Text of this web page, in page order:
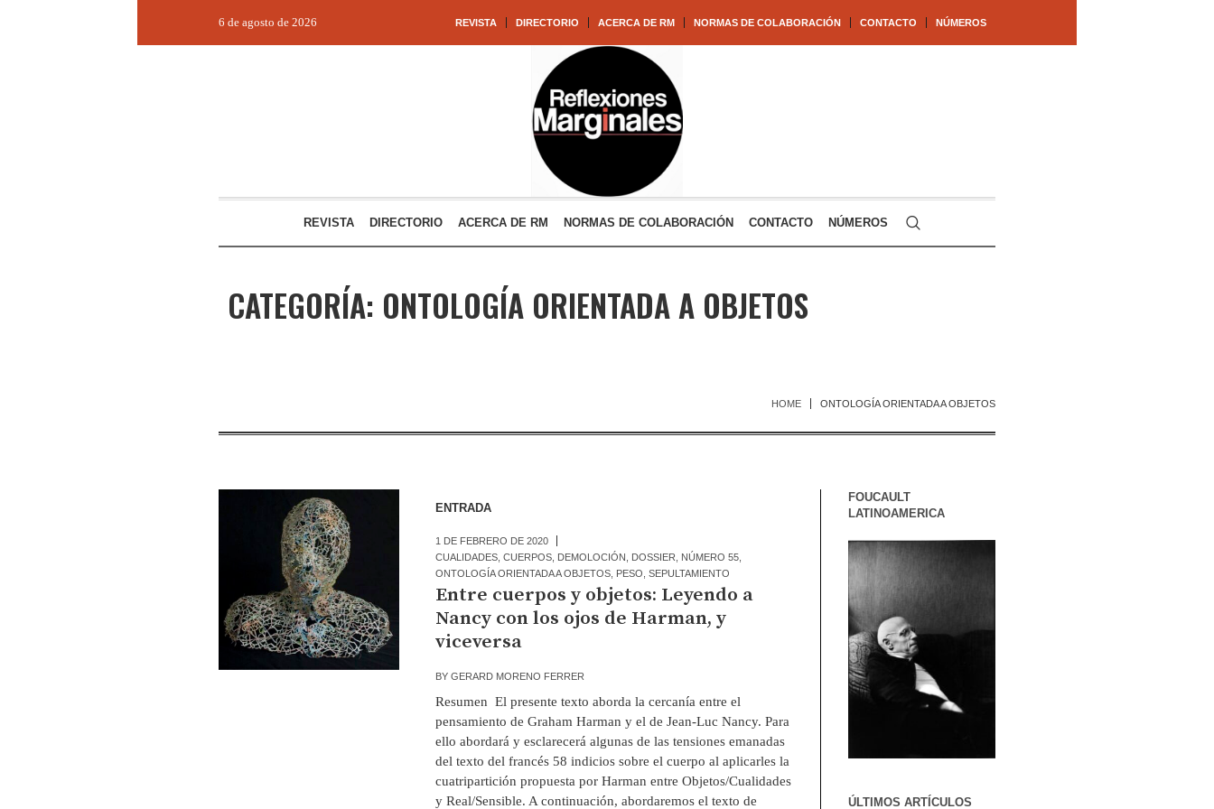
REVISTA DIRECTORIO ACERCA DE RM NORMAS DE COLABORACIÓN CONTACTO NÚMEROS
6 de agosto de 2026
REVISTA DIRECTORIO ACERCA DE RM NORMAS DE COLABORACIÓN CONTACTO NÚMEROS
CATEGORÍA: ONTOLOGÍA ORIENTADA A OBJETOS
HOME ONTOLOGÍA ORIENTADA A OBJETOS
ENTRADA
1 DE FEBRERO DE 2020
CUALIDADES, CUERPOS, DEMOLOCIÓN DOSSIER NÚMERO 55,
ONTOLOGÍA ORIENTADA A OBJETOS, PESO SEPULTAMIENTO
Entre cuerpos y objetos: Leyendo a
Nancy con los ojos de Harman, y
viceversa
BY GERARD MORENO FERRER
Resumen El presente texto aborda la cercanía entre el
pensamiento de Graham Harman y el de Jean-Luc Nancy. Para
ello abordará y esclarecerá algunas de las tensiones emanadas
del texto del francés 58 indicios sobre el cuerpo al aplicarles la
cuatripartición propuesta por Harman entre Objetos/Cualidades
y Real/Sensible. A continuación, abordaremos el texto de
FOUCAULT
LATINOAMERICA
ÚLTIMOS ARTÍCULOS